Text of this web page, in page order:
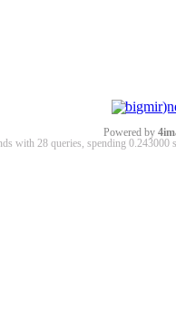
Powered by
with 28 queries, spending